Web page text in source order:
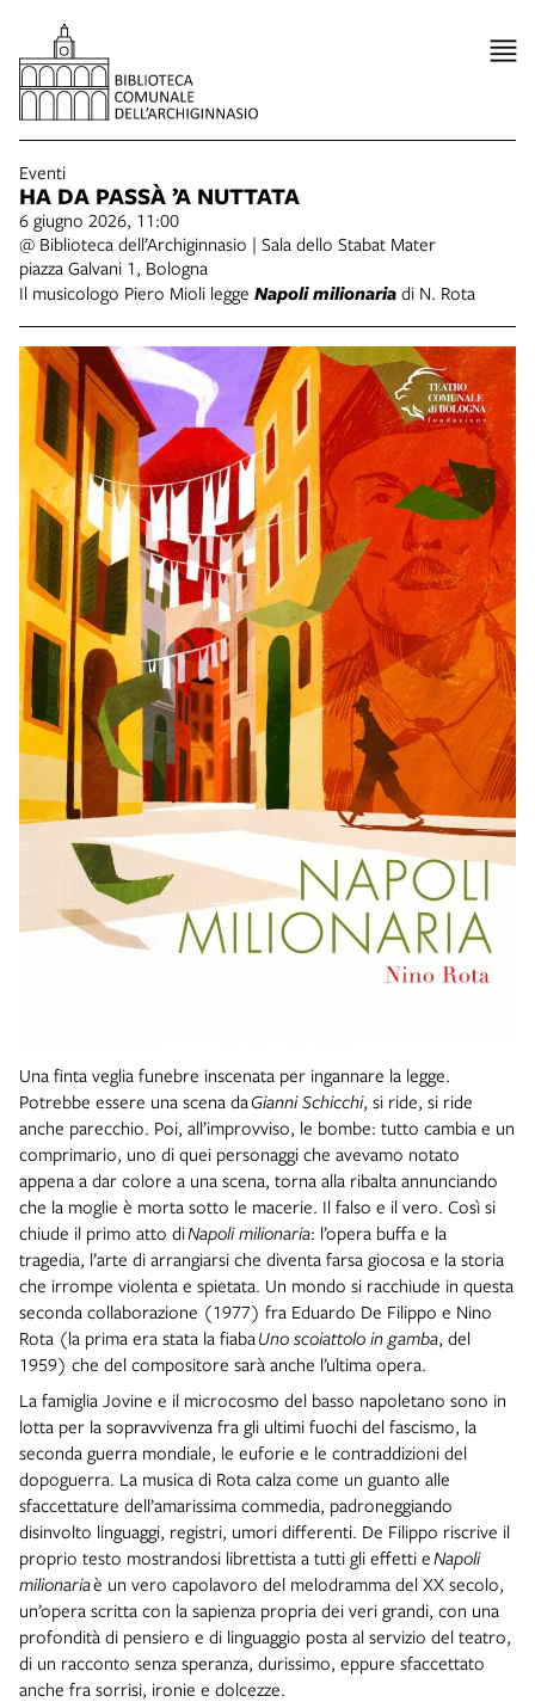
Eventi
HA DA PASSÀ ’A NUTTATA
6 giugno 2026, 11:00
@ Biblioteca dell’Archiginnasio | Sala dello Stabat Mater
piazza Galvani 1, Bologna
Il musicologo Piero Mioli legge Napoli milionaria di N. Rota
Una finta veglia funebre inscenata per ingannare la legge.
Potrebbe essere una scena daGianni Schicchi, si ride, si ride
anche parecchio. Poi, all’improvviso, le bombe: tutto cambia e un
comprimario, uno di quei personaggi che avevamo notato
appena a dar colore a una scena, torna alla ribalta annunciando
che la moglie è morta sotto le macerie. Il falso e il vero. Così si
chiude il primo atto diNapoli milionaria: l’opera buffa e la
tragedia, l’arte di arrangiarsi che diventa farsa giocosa e la storia
che irrompe violenta e spietata. Un mondo si racchiude in questa
seconda collaborazione (1977) fra Eduardo De Filippo e Nino
Rota (la prima era stata la fiaba Uno scoiattolo in gamba, del
1959) che del compositore sarà anche l’ultima opera.
La famiglia Jovine e il microcosmo del basso napoletano sono in
lotta per la sopravvivenza fra gli ultimi fuochi del fascismo, la
seconda guerra mondiale, le euforie e le contraddizioni del
dopoguerra. La musica di Rota calza come un guanto alle
sfaccettature dell’amarissima commedia, padroneggiando
disinvolto linguaggi, registri, umori differenti. De Filippo riscrive il
proprio testo mostrandosi librettista a tutti gli effetti eNapoli
milionariaè un vero capolavoro del melodramma del XX secolo,
un’opera scritta con la sapienza propria dei veri grandi, con una
profondità di pensiero e di linguaggio posta al servizio del teatro,
di un racconto senza speranza, durissimo, eppure sfaccettato
anche fra sorrisi, ironie e dolcezze.